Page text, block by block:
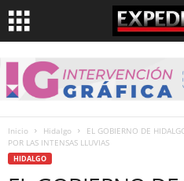
Inicio Hidalgo
EL GOBIERNO DE
POR LAS INTENSAS LLUVIAS
HIDALGO